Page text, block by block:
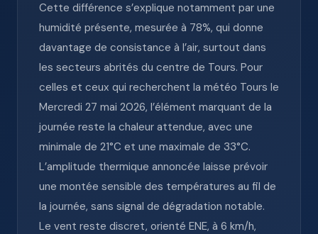
Cette différence s’explique notamment par une
humidité présente, mesurée à 78%, qui donne
davantage de consistance à l’air, surtout dans
les secteurs abrités du centre de Tours. Pour
celles et ceux qui recherchent la météo Tours le
Mercredi 27 mai 2026, l’élément marquant de la
journée reste la chaleur attendue, avec une
minimale de 21°C et une maximale de 33°C.
L’amplitude thermique annoncée laisse prévoir
une montée sensible des températures au fil de
la journée, sans signal de dégradation notable.
Le vent reste discret, orienté ENE, à 6 km/h,